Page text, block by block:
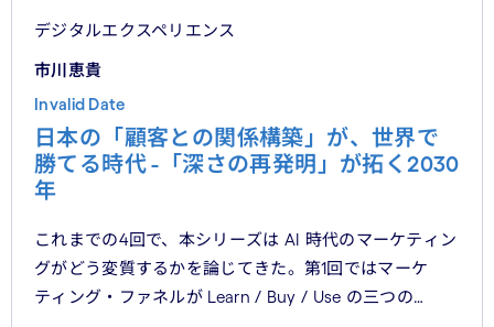
デジタルエクスペリエンス
市川恵貴
Invalid Date
日本の「顧客との関係構築」が、世界で
勝てる時代 -「深さの再発明」が拓く2030
年
これまでの4回で、本シリーズは AI 時代のマーケティン
グがどう変質するかを論じてきた。第1回ではマーケ
ティング・ファネルが Learn / Buy / Use の三つの